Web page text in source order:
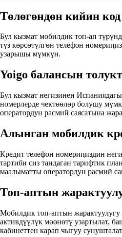
Төлөгөндөн кийин
Бул кызмат мобилдик топ-ап
түз көрсөтүлгөн телефон
узарышы мүмкүн.
Yoigo балансын
Бул кызмат негизинен
номерлерде чектөөлөр болушу
оператордун расмий саясатына
Алынган мобилдик
Кредит телефон номериңиздин
тартиби сиз тандаган тарифтик
маалыматты оператордун расмий
Топ-аптын
Мобилдик топ-аптын
активдүүлүк мөөнөтү узартылат,
кабинеттен карап чыгуу